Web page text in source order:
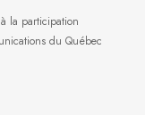
la participation
du Québec